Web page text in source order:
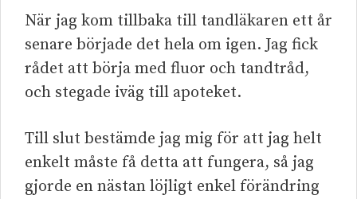
När jag kom tillbaka till tandläkaren ett år
senare började det hela om igen. Jag fick
rådet att börja med fluor och tandtråd,
och stegade iväg till apoteket.
Till slut bestämde jag mig för att jag helt
enkelt måste få detta att fungera, så jag
gjorde en nästan löjligt enkel förändring